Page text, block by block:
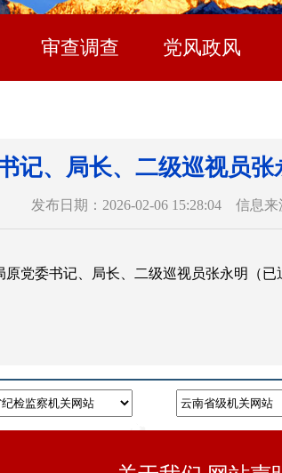
审查调查 党风政风
记、局长、二级巡视员
发布日期：2026-02-06 15:28:04 信息
原党委书记、局长、二级巡视员张永明（